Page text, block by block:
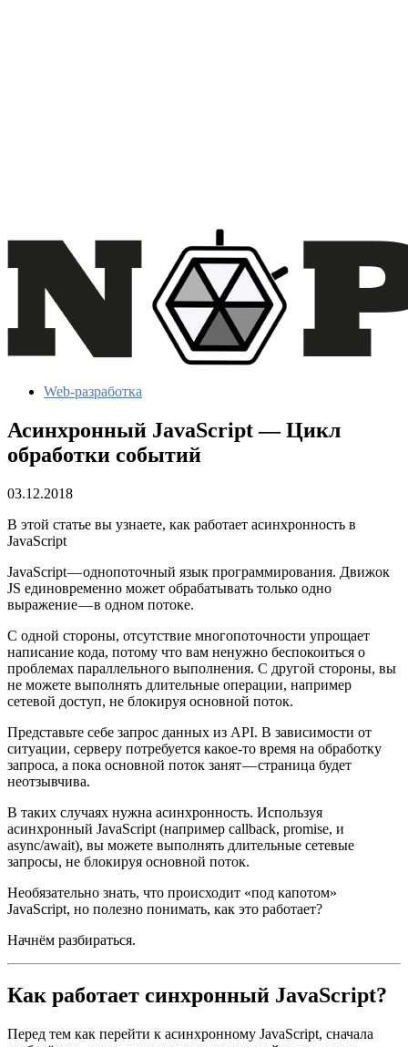
Web-разработка
Асинхронный JavaScript ― Цикл
обработки событий
03.12.2018
В этой статье вы узнаете, как работает асинхронность в
JavaScript
JavaScript — однопоточный язык программирования. Движок
JS единовременно может обрабатывать только одно
выражение — в одном потоке.
С одной стороны, отсутствие многопоточности упрощает
написание кода, потому что вам ненужно беспокоиться о
проблемах параллельного выполнения. С другой стороны, вы
не можете выполнять длительные операции, например
сетевой доступ, не блокируя основной поток.
Представьте себе запрос данных из API. В зависимости от
ситуации, серверу потребуется какое-то время на обработку
запроса, а пока основной поток занят — страница будет
неотзывчива.
В таких случаях нужна асинхронность. Используя
асинхронный JavaScript (например callback, promise, и
async/await), вы можете выполнять длительные сетевые
запросы, не блокируя основной поток.
Необязательно знать, что происходит «под капотом»
JavaScript, но полезно понимать, как это работает?
Начнём разбираться.
Как работает синхронный JavaScript?
Перед тем как перейти к асинхронному JavaScript, сначала